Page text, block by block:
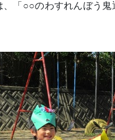
、「○○のわすれんぼう鬼